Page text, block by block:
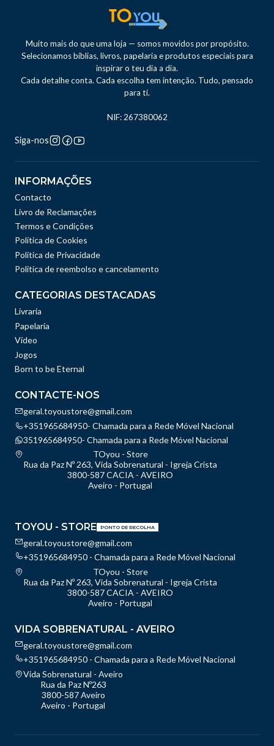
Muito mais do que uma loja — somos movidos por propósito.
Selecionamos bíblias, livros, papelaria e produtos especiais para
inspirar o teu dia a dia.
Cada detalhe conta. Cada escolha tem intenção. Tudo, pensado
para ti.
NIF: 267380062
Siga-nos
INFORMAÇÕES
Contacto
Livro de Reclamações
Termos e Condições
Política de Cookies
Política de Privacidade
Politica de reembolso e cancelamento
CATEGORIAS DESTACADAS
Livraria
Papelaria
Vídeo
Jogos
Born to be Eternal
CONTACTE-NOS
geral.toyoustore@gmail.com
+351965684950- Chamada para a Rede Móvel Nacional
351965684950- Chamada para a Rede Móvel Nacional
TOyou - Store
Rua da Paz Nº 263, Vida Sobrenatural - Igreja Crista
3800-587 CACIA - AVEIRO
Aveiro - Portugal
TOYOU - STORE PONTO DE RECOLHA
geral.toyoustore@gmail.com
+351965684950 - Chamada para a Rede Móvel Nacional
TOyou - Store
Rua da Paz Nº 263, Vida Sobrenatural - Igreja Crista
3800-587 CACIA - AVEIRO
Aveiro - Portugal
VIDA SOBRENATURAL - AVEIRO
geral.toyoustore@gmail.com
+351965684950 - Chamada para a Rede Móvel Nacional
Vida Sobrenatural - Aveiro
Rua da Paz Nº263
3800-587 Aveiro
Aveiro - Portugal